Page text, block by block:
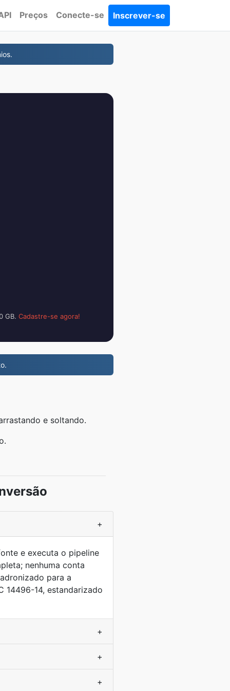
Preços Conecte-se Inscrever-se
GB. Cadastre-se agora!
e soltando.
+
e executa o pipeline
nenhuma conta
para a
14496-14, estandarizado
+
+
+